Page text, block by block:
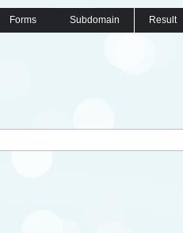
Forms Subdomain Result